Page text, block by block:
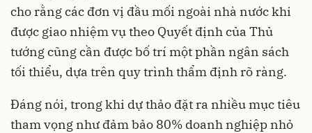
cho rằng các đơn vị đầu mối ngoài nhà nước khi
được giao nhiệm vụ theo Quyết định của Thủ
tướng cũng cần được bố trí một phần ngân sách
tối thiểu, dựa trên quy trình thẩm định rõ ràng.
Đáng nói, trong khi dự thảo đặt ra nhiều mục tiêu
tham vọng như đảm bảo 80% doanh nghiệp nhỏ